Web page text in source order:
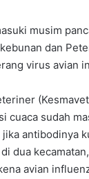
musim
dan
virus avian
cuaca sudah
antibodinya
dua
avian